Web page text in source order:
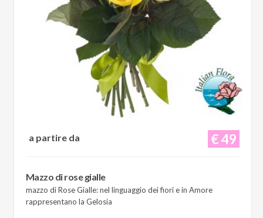
€ 49
a partire da
Mazzo di rose gialle
mazzo di Rose Gialle: nel linguaggio dei fiori e in Amore
rappresentano la Gelosia